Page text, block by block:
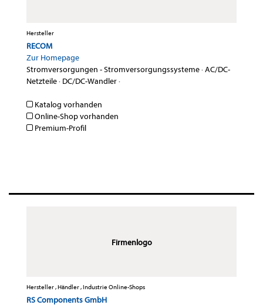
Hersteller
RECOM
Zur Homepage
Stromversorgungen - Stromversorgungssysteme·AC/DC-
Netzteile· DC/DC-Wandler·
Katalog vorhanden
Online-Shop vorhanden
Premium-Profil
Firmenlogo
Hersteller , Händler , Industrie Online-Shops
RS Components GmbH